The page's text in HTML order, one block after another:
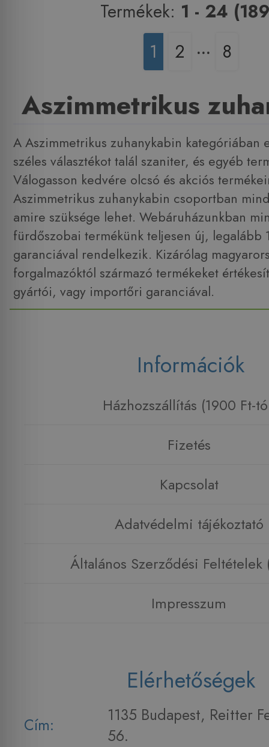
Termékek: 1 - 24
1
2 ‧‧‧ 8
Aszimmetrikus
A Aszimmetrikus zuhanykabin kategóriában
széles választékot talál szaniter, és egyéb
Válogasson kedvére olcsó és akciós
Aszimmetrikus zuhanykabin csoportban
amire szüksége lehet. Webáruházunkban
fürdőszobai termékünk teljesen új, legalább
garanciával rendelkezik. Kizárólag
forgalmazóktól származó termékeket
gyártói, vagy importőri garanciával.
Információk
Házhozszállítás (1900 Ft-
Fizetés
Kapcsolat
Adatvédelmi tájékoztató
Általános Szerződési Feltételek
Impresszum
Elérhetőségek
Cím:
1135 Budapest, Reitter
56.